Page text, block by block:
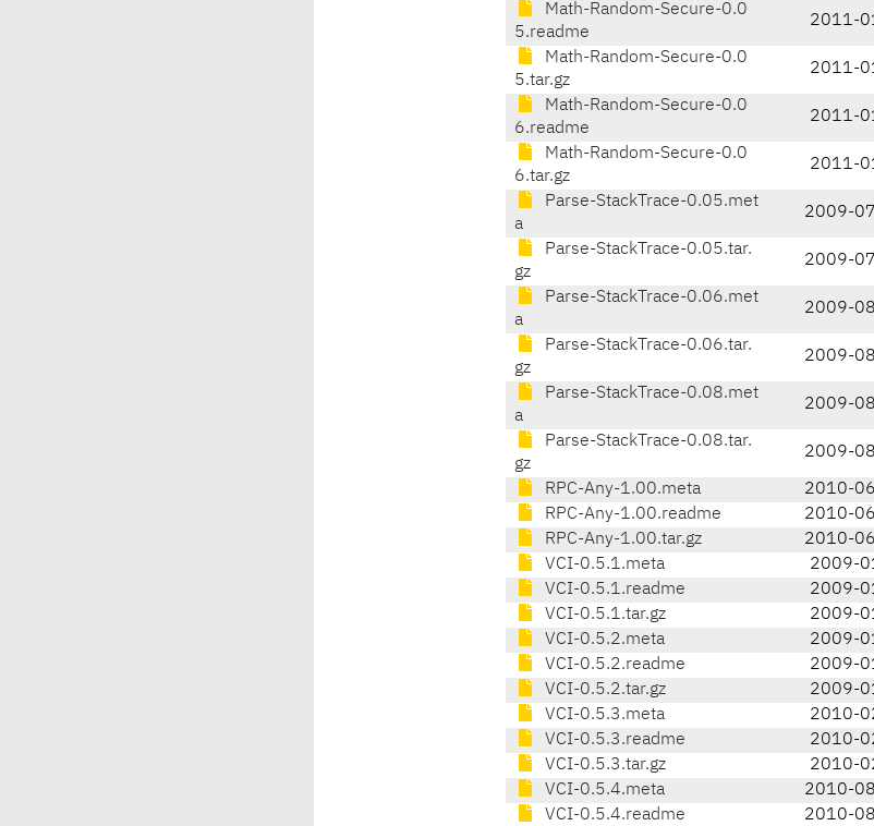
Math-Random-Secure-0.0
5.readme
2011-
Math-Random-Secure-0.0
5.tar.gz
2011-
Math-Random-Secure-0.0
6.readme
2011-
Math-Random-Secure-0.0
6.tar.gz
2011-
Parse-StackTrace-0.05.met
a
2009-
Parse-StackTrace-0.05.tar.
gz
2009-
Parse-StackTrace-0.06.met
a
2009-
Parse-StackTrace-0.06.tar.
gz
2009-
Parse-StackTrace-0.08.met
a
2009-
Parse-StackTrace-0.08.tar.
gz
2009-
RPC-Any-1.00.meta 2010-
RPC-Any-1.00.readme
2010-
RPC-Any-1.00.tar.gz
2010-
VCI-0.5.1.meta
2009-
VCI-0.5.1.readme
2009-
VCI-0.5.1.tar.gz
2009-
VCI-0.5.2.meta
2009-
VCI-0.5.2.readme
2009-
VCI-0.5.2.tar.gz
2009-
VCI-0.5.3.meta
2010-
VCI-0.5.3.readme
2010-
VCI-0.5.3.tar.gz
2010-
VCI-0.5.4.meta
2010-
VCI-0.5.4.readme
2010-